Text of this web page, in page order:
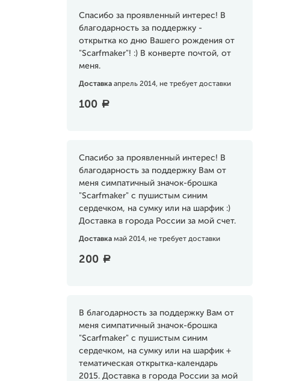
Спасибо за проявленный интерес! В
благодарность за поддержку -
открытка ко дню Вашего рождения от
"Scarfmaker"! :) В конверте почтой, от
меня.
Доставка апрель 2014, не требует доставки
100 a
Спасибо за проявленный интерес! В
благодарность за поддержку Вам от
меня симпатичный значок-брошка
"Scarfmaker" с пушистым синим
сердечком, на сумку или на шарфик :)
Доставка в города России за мой счет.
Доставка май 2014, не требует доставки
200 a
В благодарность за поддержку Вам от
меня симпатичный значок-брошка
"Scarfmaker" с пушистым синим
сердечком, на сумку или на шарфик +
тематическая открытка-календарь
2015. Доставка в города России за мой